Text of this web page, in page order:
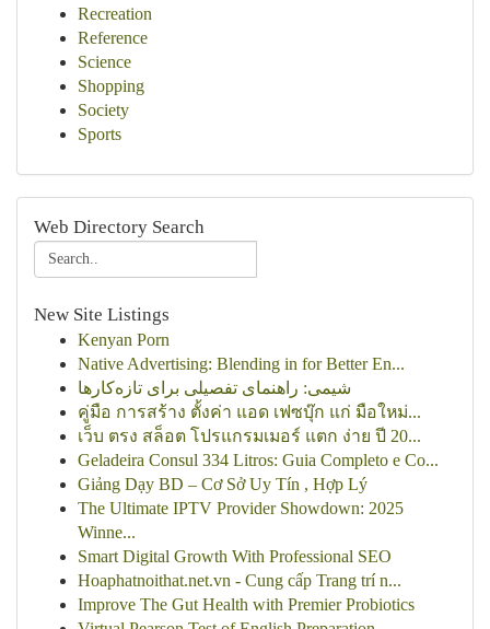
Recreation
Reference
Science
Shopping
Society
Sports
Web Directory Search
New Site Listings
Kenyan Porn
Native Advertising: Blending in for Better En...
شیمی: راهنمای تفصیلی برای تازه‌کارها
คู่มือ การสร้าง ตั้งค่า แอด เฟซบุ๊ก แก่ มือใหม่...
เว็บ ตรง สล็อต โปรแกรมเมอร์ แตก ง่าย ปี 20...
Geladeira Consul 334 Litros: Guia Completo e Co...
Giảng Dạy BD – Cơ Sở Uy Tín , Hợp Lý
The Ultimate IPTV Provider Showdown: 2025
Winne...
Smart Digital Growth With Professional SEO
Hoaphatnoithat.net.vn - Cung cấp Trang trí n...
Improve The Gut Health with Premier Probiotics